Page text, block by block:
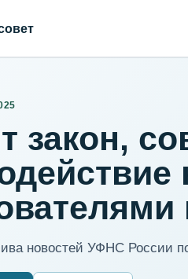
закон,
новостей УФНС России